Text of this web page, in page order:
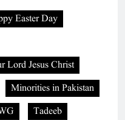
Easter Day
Lord Jesus Christ
Minorities in Pakistan
Tadeeb